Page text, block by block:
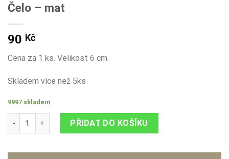
Čelo – mat
90 Kč
Cena za 1 ks. Velikost 6 cm.
Skladem více než 5ks
9997 skladem
Čelo - mat množstvíPŘIDAT DO KOŠÍKU